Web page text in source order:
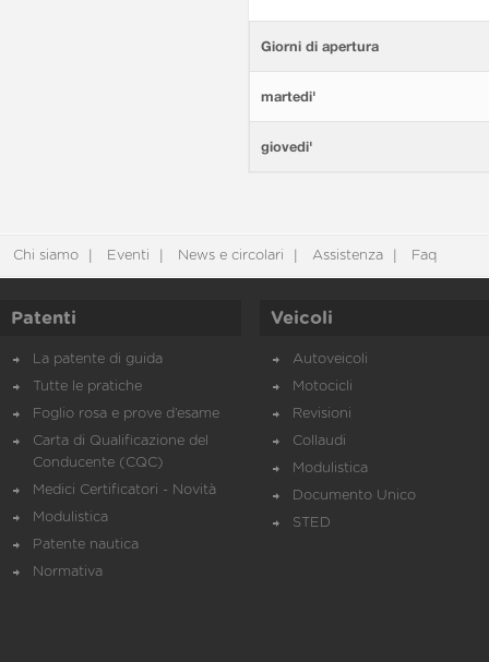
Giorni di apertura
martedi'
giovedi'
Chi siamo Eventi News e circolari Assistenza Faq
Patenti
La patente di guida
Tutte le pratiche
Foglio rosa e prove d’esame
Carta di Qualificazione del
Conducente (CQC)
Medici Certificatori - Novità
Modulistica
Patente nautica
Normativa
Veicoli
Autoveicoli
Motocicli
Revisioni
Collaudi
Modulistica
Documento Unico
STED